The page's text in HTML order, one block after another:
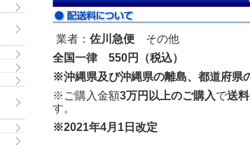
業者： 佐川急便 その他
全国一律 550円（税込）
※沖縄県及び沖縄県の離島、都道府県
※ご購入金額3万円以上のご購入で送
す。
※2021年4月1日改定